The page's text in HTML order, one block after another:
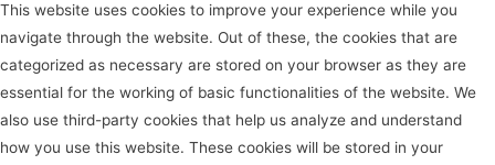
This website uses cookies to improve your experience while you
navigate through the website. Out of these, the cookies that are
categorized as necessary are stored on your browser as they are
essential for the working of basic functionalities of the website. We
also use third-party cookies that help us analyze and understand
how you use this website. These cookies will be stored in your